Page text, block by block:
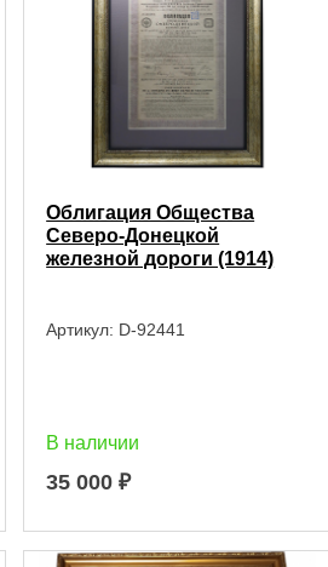
Облигация Общества
Северо-Донецкой
железной дороги (1914)
Артикул: D-92441
В наличии
35 000 ₽